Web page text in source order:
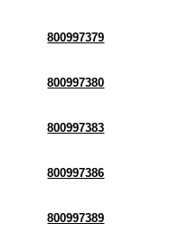
800997379
800997380
800997383
800997386
800997389